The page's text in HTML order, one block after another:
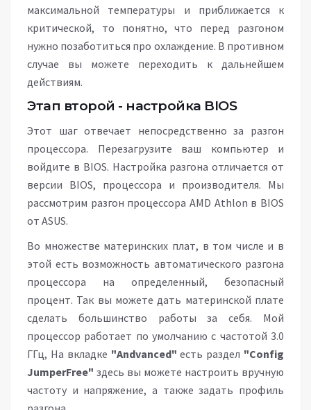
максимальной температуры и приближается к
критической, то понятно, что перед разгоном
нужно позаботиться про охлаждение. В противном
случае вы можете переходить к дальнейшем
действиям.
Этап второй - настройка BIOS
Этот шаг отвечает непосредственно за разгон
процессора. Перезагрузите ваш компьютер и
войдите в BIOS. Настройка разгона отличается от
версии BIOS, процессора и производителя. Мы
рассмотрим разгон процессора AMD Athlon в BIOS
от ASUS.
Во множестве материнских плат, в том числе и в
этой есть возможность автоматического разгона
процессора на определенный, безопасный
процент. Так вы можете дать материнской плате
сделать большинство работы за себя. Мой
процессор работает по умолчанию с частотой 3.0
ГГц, На вкладке "Andvanced" есть раздел "Config
JumperFree" здесь вы можете настроить вручную
частоту и напряжение, а также задать профиль